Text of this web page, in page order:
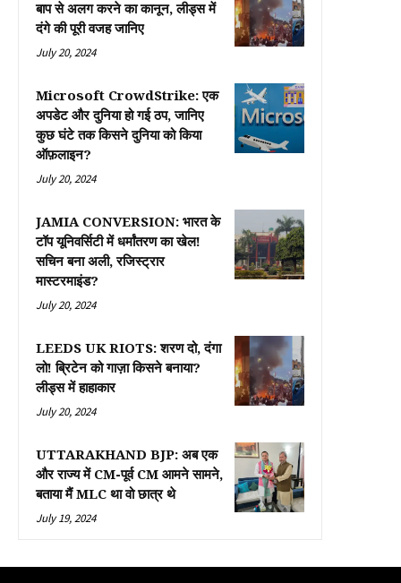
बाप से अलग करने का कानून, लीड्स में
दंगे की पूरी वजह जानिए
July 20, 2024
Microsoft CrowdStrike: एक
अपडेट और दुनिया हो गई ठप, जानिए
कुछ घंटे तक किसने दुनिया को किया
ऑफ़लाइन?
July 20, 2024
JAMIA CONVERSION: भारत के
टॉप यूनिवर्सिटी में धर्मांतरण का खेल!
सचिन बना अली, रजिस्ट्रार
मास्टरमाइंड?
July 20, 2024
LEEDS UK RIOTS: शरण दो, दंगा
लो! ब्रिटेन को गाज़ा किसने बनाया?
लीड्स में हाहाकार
July 20, 2024
UTTARAKHAND BJP: अब एक
और राज्य में CM-पूर्व CM आमने सामने,
बताया मैं MLC था वो छात्र थे
July 19, 2024